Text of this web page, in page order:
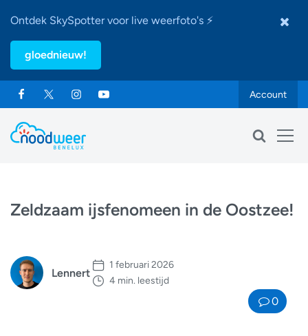
Ontdek SkySpotter voor live weerfoto's ⚡
gloednieuw!
Account
Zeldzaam ijsfenomeen in de Oostzee!
Lennert
1 februari 2026
4 min. leestijd
0